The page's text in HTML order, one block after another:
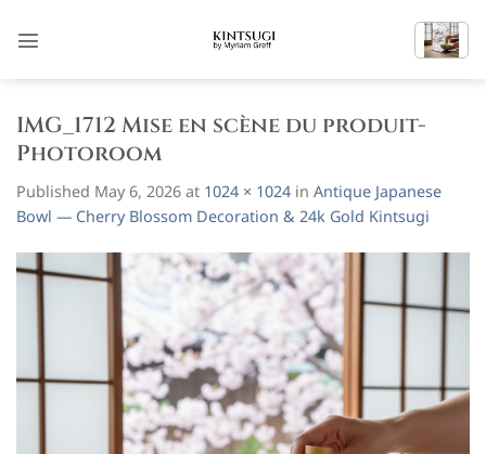
IMG_1712 Mise en scène du produit-
Photoroom
Published May 6, 2026 at 1024 × 1024 in Antique Japanese
Bowl — Cherry Blossom Decoration & 24k Gold Kintsugi